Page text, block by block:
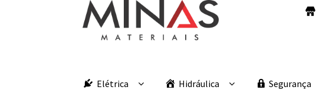
Pular para navegação
Pular para o conteúdo
Elétrica Hidráulica Segurança